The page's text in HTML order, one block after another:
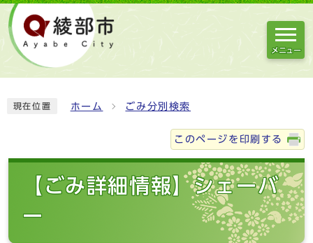
メニュー
現在位置 ホーム ごみ分別検索
このページを印刷する
【ごみ詳細情報】シェーバ
ー